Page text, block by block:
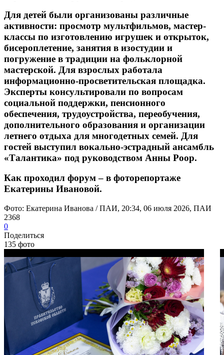
Для детей были организованы различные
активности: просмотр мультфильмов, мастер-
классы по изготовлению игрушек и открыток,
бисероплетение, занятия в изостудии и
погружение в традиции на фольклорной
мастерской. Для взрослых работала
информационно-просветительская площадка.
Эксперты консультировали по вопросам
социальной поддержки, пенсионного
обеспечения, трудоустройства, переобучения,
дополнительного образования и организации
летнего отдыха для многодетных семей. Для
гостей выступил вокально-эстрадный ансамбль
«Талантика» под руководством Анны Роор.
Как проходил форум – в фоторепортаже
Екатерины Ивановой.
Фото: Екатерина Иванова / ПАИ, 20:34, 06 июля 2026, ПАИ
2368
0
Поделиться
135 фото